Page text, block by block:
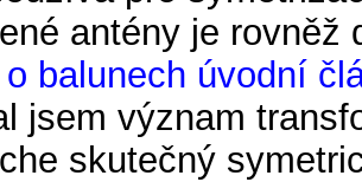
antény je
balunech úvodní
jsem význam
skutečný